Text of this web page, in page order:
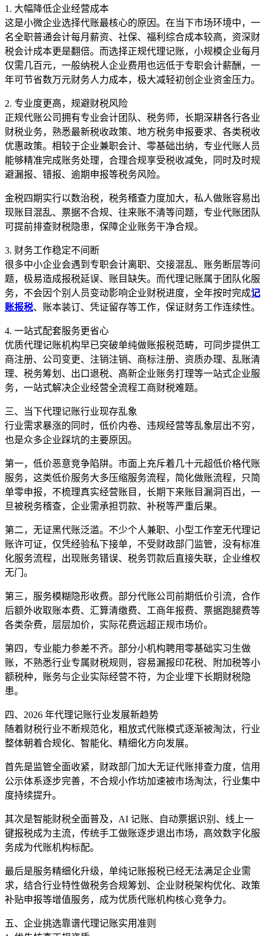
1. 大幅降低企业经营成本
这是小微企业选择代账最核心的原因。在当下市场环境中，一
名全职普通会计每月薪资、社保、福利综合成本较高，资深财
税会计成本更是翻倍。而选择正规代理记账，小规模企业每月
仅需几百元，一般纳税人企业费用也远低于专职会计薪酬，一
年可节省数万元财务人力成本，极大减轻初创企业资金压力。
2. 专业度更高，规避财税风险
正规代账公司拥有专业会计团队、税务师，长期深耕各行各业
财税业务，熟悉最新税收政策、地方税务申报要求、各类税收
优惠政策。相较于企业兼职会计、零基础出纳，专业代账人员
能够精准完成账务处理，合理合规享受税收减免，同时及时规
避漏报、错报、逾期申报等税务风险。
金税四期实行以数治税，税务稽查力度加大，私人做账容易出
现账目混乱、票据不合规、往来账不清等问题，专业代账团队
可提前排查财税隐患，保障企业账务干净合规。
3. 财务工作稳定不间断
很多中小企业会遇到专职会计离职、交接混乱、账务断层等问
题，极易造成报税延误、账目缺失。而代理记账属于团队化服
务，不会因个别人员变动影响企业财税进度，全年按时完成记
账报税、账本装订、凭证留存等工作，保证财务工作连续性。
4. 一站式配套服务更省心
优质代理记账机构早已突破单纯做账报税范畴，可同步提供工
商注册、公司变更、注销注销、商标注册、资质办理、乱账清
理、税务筹划、出口退税、高新企业账务打理等一站式企业服
务，一站式解决企业经营全流程工商财税难题。
三、当下代理记账行业现存乱象
行业需求暴涨的同时，低价内卷、违规经营等乱象层出不穷，
也是众多企业踩坑的主要原因。
第一，低价恶意竞争陷阱。市面上充斥着几十元超低价格代账
服务，这类低价服务大多压缩服务流程，简化做账流程，只简
单零申报，不梳理真实经营账目，长期下来账目漏洞百出，一
旦被税务稽查，企业需承担罚款、补税等严重后果。
第二，无证黑代账泛滥。不少个人兼职、小型工作室无代理记
账许可证，仅凭经验私下接单，不受财政部门监管，没有标准
化服务流程，出现账务错误、税务罚款后直接失联，企业维权
无门。
第三，服务模糊隐形收费。部分代账公司前期低价引流，合作
后额外收取账本费、汇算清缴费、工商年报费、票据跑腿费等
各类杂费，层层加价，实际花费远超正规市场价。
第四，专业能力参差不齐。部分小机构聘用零基础实习生做
账，不熟悉行业专属财税规则，容易漏报印花税、附加税等小
额税种，账务与企业实际经营不符，为企业埋下长期财税隐
患。
四、2026 年代理记账行业发展新趋势
随着财税行业不断规范化，粗放式代账模式逐渐被淘汰，行业
整体朝着合规化、智能化、精细化方向发展。
首先是监管全面收紧，财政部门加大无证代账排查力度，信用
公示体系逐步完善，不合规小作坊加速被市场淘汰，行业集中
度持续提升。
其次是智能财税全面普及，AI 记账、自动票据识别、线上一
键报税成为主流，传统手工做账逐步退出市场，高效数字化服
务成为代账机构标配。
最后是服务精细化升级，单纯记账报税已经无法满足企业需
求，结合行业特性做税务合规筹划、企业财税架构优化、政策
补贴申报等增值服务，成为优质代账机构核心竞争力。
五、企业挑选靠谱代理记账实用准则